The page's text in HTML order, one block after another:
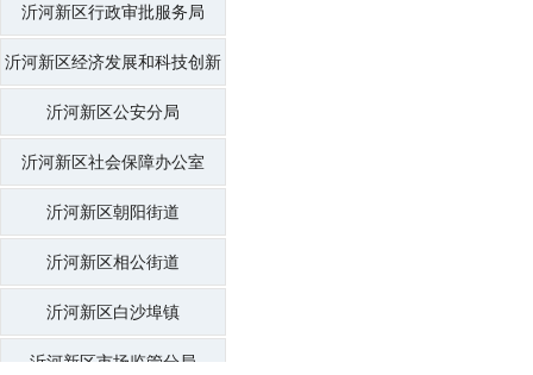
局
沂河新区行政审批服务局
沂河新区经济发展和科技创新
局
沂河新区公安分局
沂河新区社会保障办公室
沂河新区朝阳街道
沂河新区相公街道
沂河新区白沙埠镇
沂河新区市场监管分局